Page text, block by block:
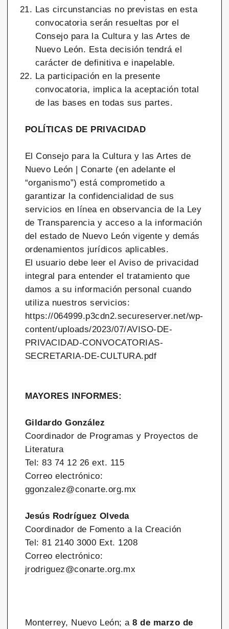
Las circunstancias no previstas en esta
convocatoria serán resueltas por el
Consejo para la Cultura y las Artes de
Nuevo León. Esta decisión tendrá el
carácter de definitiva e inapelable.
La participación en la presente
convocatoria, implica la aceptación total
de las bases en todas sus partes.
POLÍTICAS DE PRIVACIDAD
El Consejo para la Cultura y las Artes de
Nuevo León | Conarte (en adelante el
“organismo”) está comprometido a
garantizar la confidencialidad de sus
servicios en línea en observancia de la Ley
de Transparencia y acceso a la información
del estado de Nuevo León vigente y demás
ordenamientos jurídicos aplicables.
El usuario debe leer el Aviso de privacidad
integral para entender el tratamiento que
damos a su información personal cuando
utiliza nuestros servicios:
https://064999.p3cdn2.secureserver.net/wp-
content/uploads/2023/07/AVISO-DE-
PRIVACIDAD-CONVOCATORIAS-
SECRETARIA-DE-CULTURA.pdf
MAYORES INFORMES:
Gildardo González
Coordinador de Programas y Proyectos de
Literatura
Tel: 83 74 12 26 ext. 115
Correo electrónico:
ggonzalez@conarte.org.mx
Jesús Rodríguez Olveda
Coordinador de Fomento a la Creación
Tel: 81 2140 3000 Ext. 1208
Correo electrónico:
jrodriguez@conarte.org.mx
Monterrey, Nuevo León; a8 de marzo de